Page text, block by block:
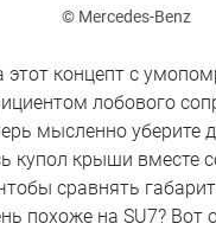
© Mercedes-Benz
этот концепт с
лобового
мысленно уберите
купол крыши вместе
сравнять
похоже на SU7? Вот